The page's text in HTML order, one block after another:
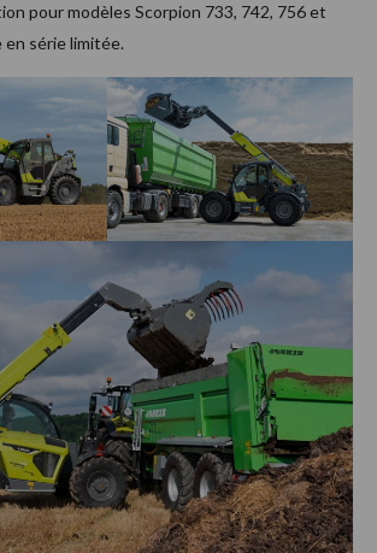
pour modèles Scorpion 733, 742, 756 et
en série limitée.